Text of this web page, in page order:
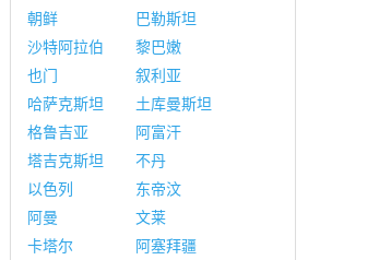
朝鲜
巴勒斯坦
沙特阿拉伯
黎巴嫩
也门
叙利亚
哈萨克斯坦
土库曼斯坦
格鲁吉亚
阿富汗
塔吉克斯坦
不丹
以色列
东帝汶
阿曼
文莱
卡塔尔
阿塞拜疆